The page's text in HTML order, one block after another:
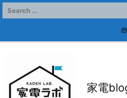
家電